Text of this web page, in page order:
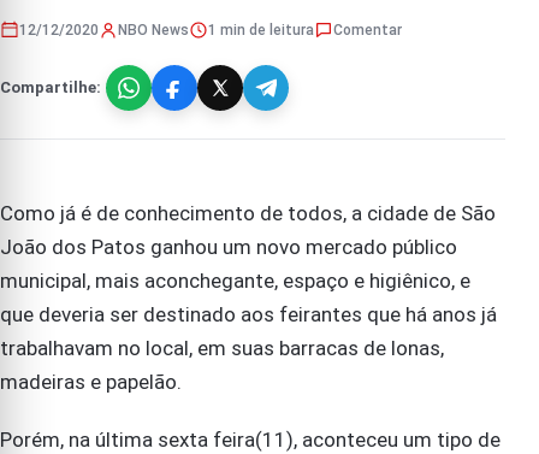
12/12/2020 NBO News 1 min de leitura Comentar
Compartilhe:
Como já é de conhecimento de todos, a cidade de São
João dos Patos ganhou um novo mercado público
municipal, mais aconchegante, espaço e higiênico, e
que deveria ser destinado aos feirantes que há anos já
trabalhavam no local, em suas barracas de lonas,
madeiras e papelão.
Porém, na última sexta feira(11), aconteceu um tipo de